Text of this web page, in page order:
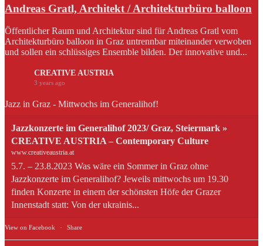
Andreas Gratl, Architekt / Architekturbüro balloon
Öffentlicher Raum und Architektur sind für Andreas Gratl vom
Architekturbüro balloon in Graz untrennbar miteinander verwoben
und sollen ein schlüssiges Ensemble bilden. Der innovative und...
CREATIVE AUSTRIA
3 years ago
Jazz in Graz - Mittwochs im Generalihof!
Jazzkonzerte im Generalihof 2023/ Graz, Steiermark »
CREATIVE AUSTRIA – Contemporary Culture
www.creativeaustria.at
5.7. – 23.8.2023 Was wäre ein Sommer in Graz ohne
Jazzkonzerte im Generalihof? Jeweils mittwochs um 19.30
finden Konzerte in einem der schönsten Höfe der Grazer
Innenstadt statt: Von der ukrainis...
View on Facebook · Share